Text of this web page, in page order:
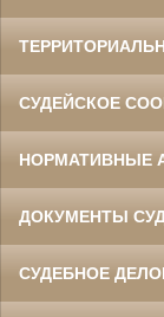
СУДЕЙСКОЕ
НОРМАТИВНЫЕ
ДОКУМЕНТЫ
СУДЕБНОЕ